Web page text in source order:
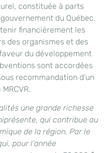
constituée à parts
du Québec.
financièrement les
des organismes et des
du développement
sont accordées
recommandation d’un
une grande richesse
qui contribue au
de la région. Par le
pour l’année